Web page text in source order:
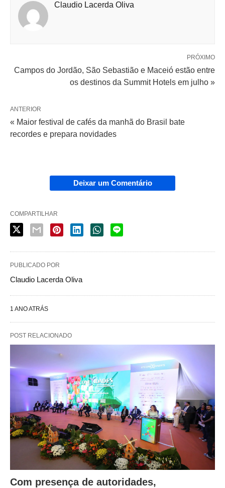
Claudio Lacerda Oliva
PRÓXIMO
Campos do Jordão, São Sebastião e Maceió estão entre
os destinos da Summit Hotels em julho »
ANTERIOR
« Maior festival de cafés da manhã do Brasil bate
recordes e prepara novidades
Deixar um Comentário
COMPARTILHAR
PUBLICADO POR
Claudio Lacerda Oliva
1 ANO ATRÁS
POST RELACIONADO
Com presença de autoridades,